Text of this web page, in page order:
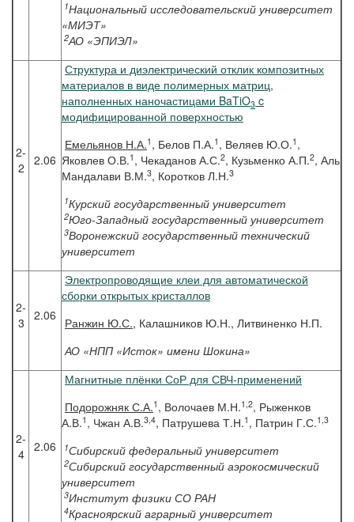
1Национальный исследовательский университет
«МИЭТ»
2АО «ЭПИЭЛ»
2-
2
2.06
Структура и диэлектрический отклик композитных
материалов в виде полимерных матриц,
наполненных наночастицами BaTiO3 c
модифицированной поверхностью
Емельянов Н.А.1 , Белов П.А.1 , Веляев Ю.О.1 ,
Яковлев О.В.1 , Чекаданов А.С.2, Кузьменко А.П.2, Аль
Мандалави В.М.3, Коротков Л.Н.3
1Курский государственный университет
2Юго-Западный государственный университет
3Воронежский государственный технический
университет
2-
3
2.06
Электропроводящие клеи для автоматической
сборки открытых кристаллов
Ранжин Ю.С., Калашников Ю.Н., Литвиненко Н.П.
АО «НПП «Исток» имени Шокина»
2-
4
2.06
Магнитные плёнки СоР для СВЧ-применений
Подорожняк С.А.1 , Волочаев М.Н.1,2, Рыженков
А.В.1 , Чжан А.В.3,4, Патрушева Т.Н.1 , Патрин Г.С.1,3
1Сибирский федеральный университет
2Сибирский государственный аэрокосмический
университет
3Институт физики СО РАН
4Красноярский аграрный университет